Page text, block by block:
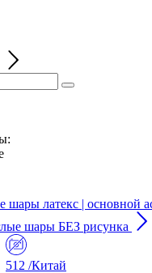
шары латекс | основной
шары БЕЗ рисунка
512 /Китай